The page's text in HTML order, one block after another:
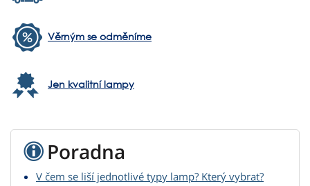
Věrným se odměníme
Jen kvalitní lampy
Poradna
V čem se liší jednotlivé typy lamp? Který vybrat?